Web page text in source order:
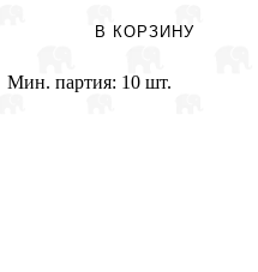
В КОРЗИНУ
Мин. партия: 10 шт.